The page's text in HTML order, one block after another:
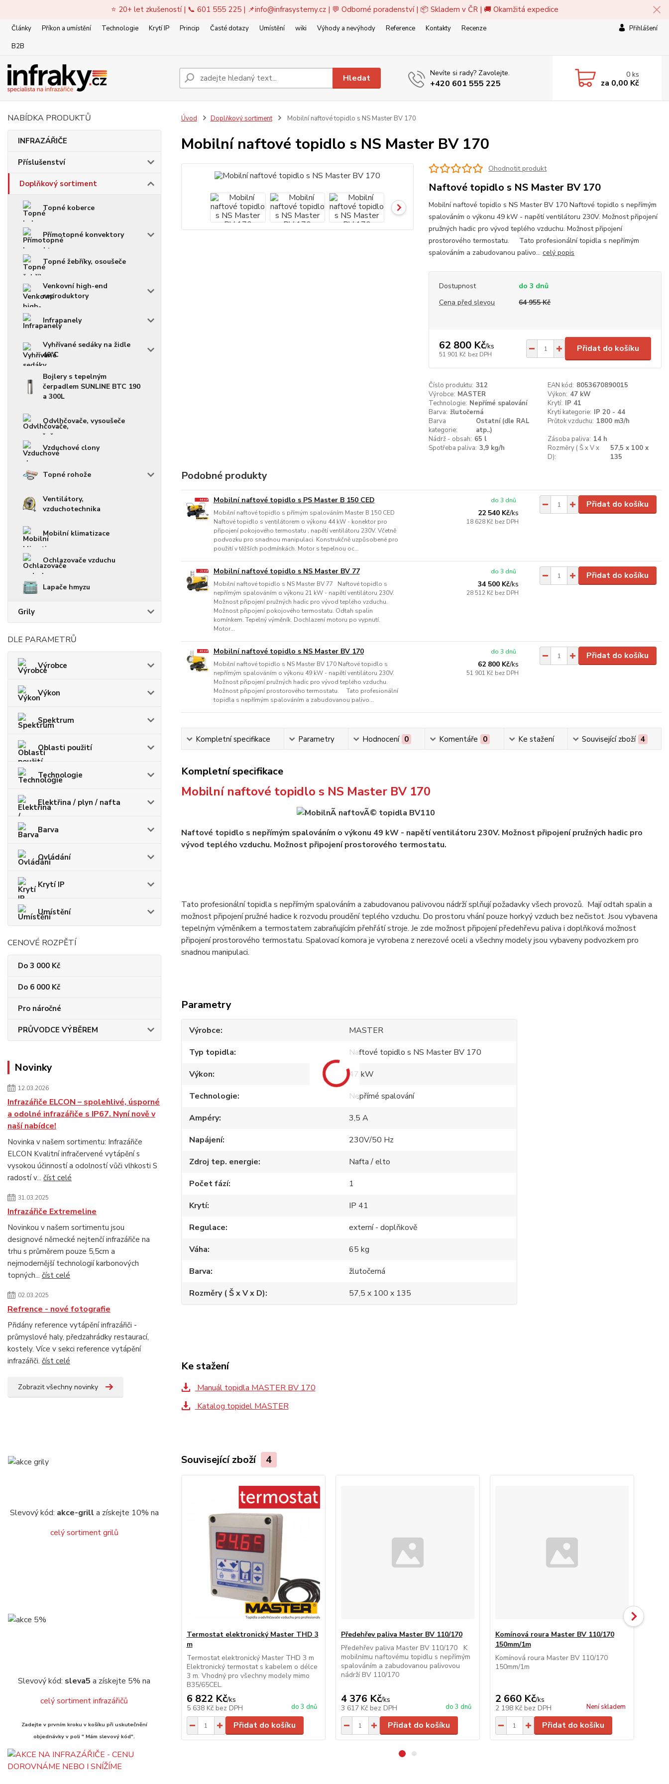
⭐ 20+ let zkušeností | 📞 601 555 225 | 📌info@infrasystemy.cz| 💬 Odborné poradenství | 📦 Skladem v ČR | 🚚 Okamžitá expedice
Články Příkon a umístění Technologie Krytí IP Princip Časté dotazy Umístění wiki Výhody a nevýhody Reference Kontakty
Recenze
B2B
Přihlášení
Hledat Nevíte si rady? Zavolejte.
+420 601 555 225
0 ks
za 0,00 Kč
NABÍDKA PRODUKTŮ
INFRAZÁŘIČE
Příslušenství
Doplňkový sortiment
Topné koberce
Přímotopné konvektory
Topné žebříky, osoušeče
Venkovní high-end
reproduktory
Infrapanely
Vyhřívané sedáky na židle
40°C
Bojlery s tepelným
čerpadlem SUNLINE BTC 190
a 300L
Odvlhčovače, vysoušeče
Vzduchové clony
Topné rohože
Ventilátory,
vzduchotechnika
Mobilní klimatizace
Ochlazovače vzduchu
Lapače hmyzu
Grily
DLE PARAMETRŮ
Výrobce
Výkon
Spektrum
Oblasti použití
Technologie
Elektřina / plyn / nafta
Barva
Ovládání
Krytí IP
Umístění
CENOVÉ ROZPĚTÍ
Do 3 000 Kč
Do 6 000 Kč
Pro náročné
PRŮVODCE VÝBĚREM
Novinky
12.03.2026
Infrazářiče ELCON – spolehlivé, úsporné
a odolné infrazářiče s IP67. Nyní nově v
naší nabídce!
Novinka v našem sortimentu: Infrazářiče
ELCON Kvalitní infračervené vytápění s
vysokou účinností a odolností vůči vlhkosti S
radostí v... číst celé
31.03.2025
Infrazářiče Extremeline
Novinkou v našem sortimentu jsou
designové německé nejtenčí infrazářiče na
trhu s průměrem pouze 5,5cm a
nejmodernější technologií karbonových
topných... číst celé
02.03.2025
Refrence - nové fotografie
Přidány reference vytápění infrazářiči -
průmyslové haly, předzahrádky restaurací,
kostely. Více v sekci reference vytápění
infrazářiči. číst celé
Zobrazit všechny novinky
Slevový kód: akce-grill a získejte 10% na
celý sortiment grilů
Slevový kód: sleva5 a získejte 5% na
celý sortiment infrazářičů
Zadejte v prvním kroku v košíku při uskutečnění
objednávky v poli " Mám slevový kód".
Úvod Doplňkový sortiment Mobilní naftové topidlo s NS Master BV 170
Mobilní naftové topidlo s NS Master BV 170
Ohodnotit produkt
Naftové topidlo s NS Master BV 170
Mobilní naftové topidlo s NS Master BV 170 Naftové topidlo s nepřímým
spalováním o výkonu 49 kW - napětí ventilátoru 230V. Možnost připojení
pružných hadic pro vývod teplého vzduchu. Možnost připojení
prostorového termostatu. Tato profesionální topidla s nepřímým
spalováním a zabudovanou palivo...celý popis
Dostupnost
do 3 dnů
Cena před slevou
64 955 Kč
62 800 Kč/ks
51 901 Kč bez DPH
Přidat do košíku
Číslo produktu: 312 EAN kód: 8053670890015
Výrobce: MASTER Výkon: 47 kW
Technologie: Nepřímé spalování Krytí: IP 41
Barva: žlutočerná Krytí kategorie: IP 20 - 44
Barva
kategorie:
Ostatní (dle RAL
atp..)
Průtok vzduchu: 1800 m3/h
Nádrž - obsah: 65 l Zásoba paliva: 14 h
Spotřeba paliva: 3,9 kg/h
Rozměry ( Š x V x
D):
57,5 x 100 x
135
Podobné produkty
Mobilní naftové topidlo s PS Master B 150 CED
Mobilní naftové topidlo s přímým spalováním Master B 150 CED
Naftové topidlo s ventilátorem o výkonu 44 kW - konektor pro
připojení pokojového termostatu , napětí ventilátoru 230V. Včetně
podvozku pro snadnou manipulaci. Konstrukčně uzpůsobené pro
použití v těžších podmínkách. Motor s tepelnou oc...
22 540 Kč/ks
18 628 Kč bez DPH
do 3 dnů Přidat do košíku
Mobilní naftové topidlo s NS Master BV 77
Mobilní naftové topidlo s NS Master BV 77 Naftové topidlo s
nepřímým spalováním o výkonu 21 kW - napětí ventilátoru 230V.
Možnost připojení pružných hadic pro vývod teplého vzduchu.
Možnost připojení pokojového termostatu. Odtah spalin
komínkem. Tepelný výměník. Dochlazení motoru po vypnutí.
Motor...
34 500 Kč/ks
28 512 Kč bez DPH
do 3 dnů Přidat do košíku
Mobilní naftové topidlo s NS Master BV 170
Mobilní naftové topidlo s NS Master BV 170 Naftové topidlo s
nepřímým spalováním o výkonu 49 kW - napětí ventilátoru 230V.
Možnost připojení pružných hadic pro vývod teplého vzduchu.
Možnost připojení prostorového termostatu. Tato profesionální
topidla s nepřímým spalováním a zabudovanou palivo...
62 800 Kč/ks
51 901 Kč bez DPH
do 3 dnů Přidat do košíku
Kompletní specifikace Parametry Hodnocení 0 Komentáře 0 Ke stažení Související zboží 4
Kompletní specifikace
Mobilní naftové topidlo s NS Master BV 170
Naftové topidlo s nepřímým spalováním o výkonu 49 kW - napětí ventilátoru 230V. Možnost připojení pružných hadic pro
vývod teplého vzduchu. Možnost připojení prostorového termostatu.
Tato profesionální topidla s nepřímým spalováním a zabudovanou palivovou nádrží splňují požadavky všech provozů. Mají odtah spalin a
možnost připojení pružné hadice k rozvodu proudění teplého vzduchu. Do prostoru vhání pouze horkyý vzduch bez nečistot. Jsou vybavena
tepelným výměníkem a termostatem zabraňujícím přehřátí stroje. Je zde možnost připojení předehřevu paliva i doplňková možnost
připojení prostorového termostatu. Spalovací komora je vyrobena z nerezové oceli a všechny modely jsou vybaveny podvozkem pro
snadnou manipulaci.
Parametry
Výrobce
MASTER
Typ topidla
Naftové topidlo s NS Master BV 170
Výkon
47 kW
Technologie
Nepřímé spalování
Ampéry
3,5 A
Napájení
230V/50 Hz
Zdroj tep. energie
Nafta / elto
Počet fází
1
Krytí
IP 41
Regulace
externí - doplňkově
Váha
65 kg
Barva
žlutočerná
Rozměry ( Š x V x D)
57,5 x 100 x 135
Ke stažení
Manuál topidla MASTER BV 170
Katalog topidel MASTER
Související zboží 4
Termostat elektronický Master THD 3
m
Termostat elektronický Master THD 3 m
Elektronický termostat s kabelem o délce
3 m. Vhodný pro všechny modely mimo
B35/65CEL.
6 822 Kč/ks
5 638 Kč bez DPH do 3 dnů
Přidat do košíku
Předehřev paliva Master BV 110/170
Předehřev paliva Master BV 110/170 K
mobilnímu naftovému topidlu s nepřímým
spalováním a zabudovanou palivovou
nádrží BV 110/170
4 376 Kč/ks
3 617 Kč bez DPH do 3 dnů
Přidat do košíku
Komínová roura Master BV 110/170
150mm/1m
Komínová roura Master BV 110/170
150mm/1m
2 660 Kč/ks
2 198 Kč bez DPH Není skladem
Přidat do košíku